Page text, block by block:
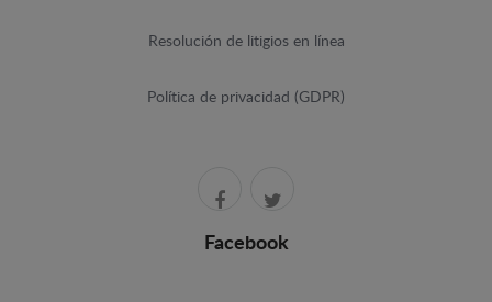
Resolución de litigios en línea
Política de privacidad (GDPR)
Facebook